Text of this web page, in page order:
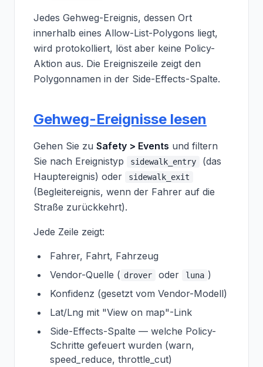
Jedes Gehweg-Ereignis, dessen Ort
innerhalb eines Allow-List-Polygons liegt,
wird protokolliert, löst aber keine Policy-
Aktion aus. Die Ereigniszeile zeigt den
Polygonnamen in der Side-Effects-Spalte.
Gehweg-Ereignisse lesen
Gehen Sie zu Safety > Events und filtern
Sie nach Ereignistyp
sidewalk_entry
(das
Hauptereignis) oder
sidewalk_exit
(Begleitereignis, wenn der Fahrer auf die
Straße zurückkehrt).
Jede Zeile zeigt:
Fahrer, Fahrt, Fahrzeug
Vendor-Quelle ( drover oder luna )
Konfidenz (gesetzt vom Vendor-Modell)
Lat/Lng mit "View on map"-Link
Side-Effects-Spalte — welche Policy-
Schritte gefeuert wurden (warn,
speed_reduce, throttle_cut)